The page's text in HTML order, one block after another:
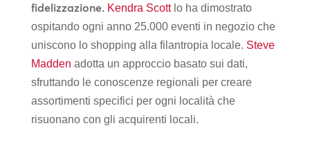
fidelizzazione. Kendra Scottlo ha dimostrato
ospitando ogni anno 25.000 eventi in negozio che
uniscono lo shopping alla filantropia locale. Steve
Madden adotta un approccio basato sui dati,
sfruttando le conoscenze regionali per creare
assortimenti specifici per ogni località che
risuonano con gli acquirenti locali.